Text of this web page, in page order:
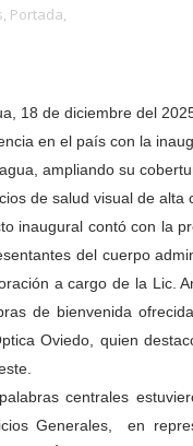
Portada,
18 de diciembre del
en el país con la
ampliando su
de salud visual de alta
inaugural contó con la
del cuerpo
a cargo de la Lic.
de bienvenida
Oviedo, quien
centrales
Generales, en